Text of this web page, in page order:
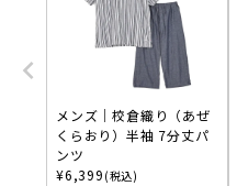
メンズ｜校倉織り（あぜ
くらおり）半袖 7分丈パ
ンツ
¥6,399 (税込)